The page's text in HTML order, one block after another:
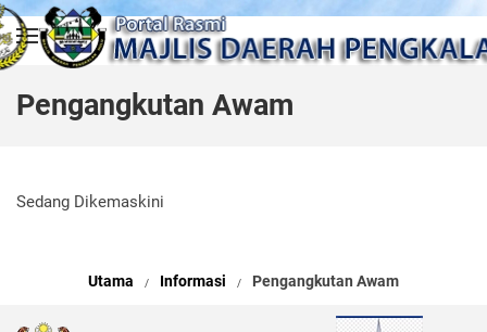
Skip to main content
Pengangkutan Awam
Sedang Dikemaskini
Utama Informasi Pengangkutan Awam